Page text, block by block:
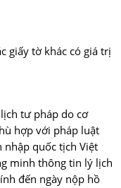
giấy tờ khác có giá trị
tư pháp do cơ
hợp với pháp luật
quốc tịch Việt
minh thông tin lý lịch
đến ngày nộp hồ